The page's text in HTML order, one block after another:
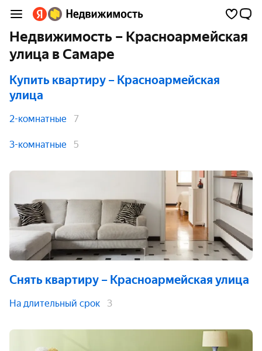
Недвижимость – Красноармейская
улица в Самаре
Купить квартиру – Красноармейская
улица
2-комнатные 7
3-комнатные 5
Снять квартиру – Красноармейская улица
На длительный срок 3